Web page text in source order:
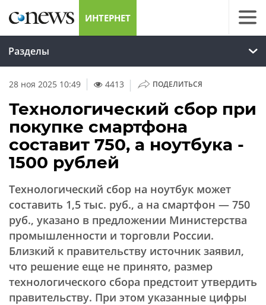
ИНТЕРНЕТ
Разделы
28 ноя 2025 10:49 4413 | ПОДЕЛИТЬСЯ
Технологический сбор при
покупке смартфона
составит 750, а ноутбука -
1500 рублей
Технологический сбор на ноутбук может
составить 1,5 тыс. руб., а на смартфон — 750
руб., указано в предложении Министерства
промышленности и торговли России.
Близкий к правительству источник заявил,
что решение еще не принято, размер
технологического сбора предстоит утвердить
правительству. При этом указанные цифры